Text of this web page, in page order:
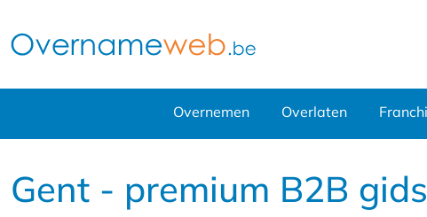
Overnemen Overlaten
Gent - premium B2B